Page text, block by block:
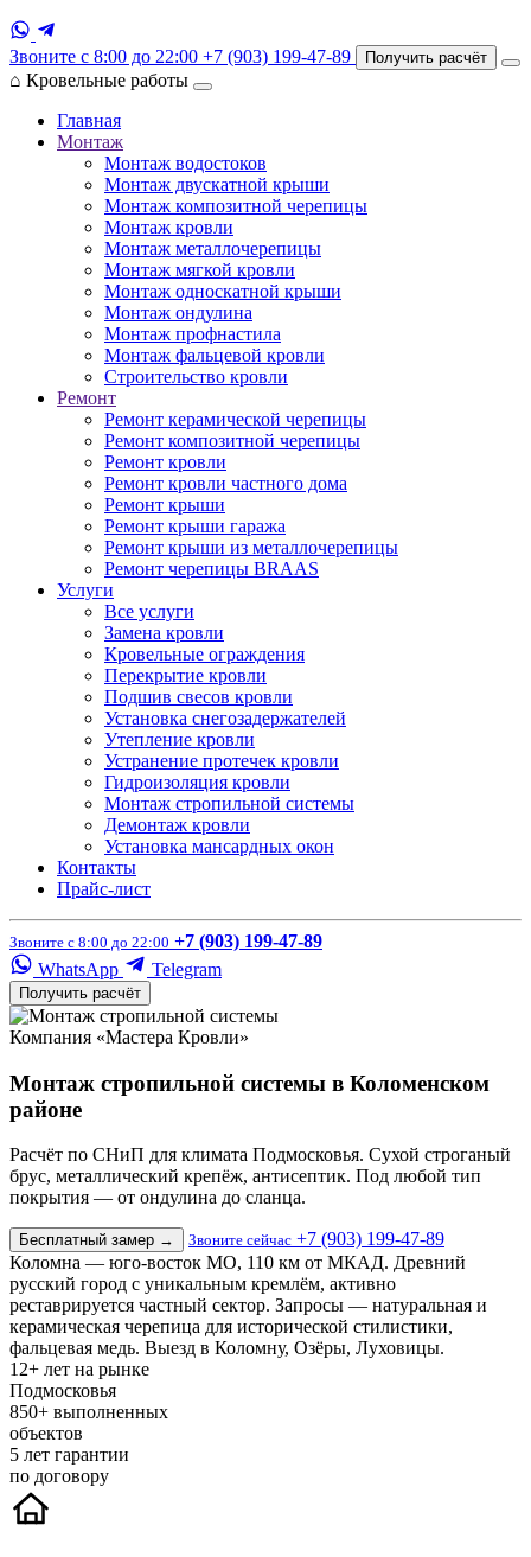
Звоните с 8:00 до 22:00 +7 (903) 199-47-89 Получить расчёт
⌂ Кровельные работы
Главная
Монтаж
Монтаж водостоков
Монтаж двускатной крыши
Монтаж композитной черепицы
Монтаж кровли
Монтаж металлочерепицы
Монтаж мягкой кровли
Монтаж односкатной крыши
Монтаж ондулина
Монтаж профнастила
Монтаж фальцевой кровли
Строительство кровли
Ремонт
Ремонт керамической черепицы
Ремонт композитной черепицы
Ремонт кровли
Ремонт кровли частного дома
Ремонт крыши
Ремонт крыши гаража
Ремонт крыши из металлочерепицы
Ремонт черепицы BRAAS
Услуги
Все услуги
Замена кровли
Кровельные ограждения
Перекрытие кровли
Подшив свесов кровли
Установка снегозадержателей
Утепление кровли
Устранение протечек кровли
Гидроизоляция кровли
Монтаж стропильной системы
Демонтаж кровли
Установка мансардных окон
Контакты
Прайс-лист
Звоните с 8:00 до 22:00 +7 (903) 199-47-89
WhatsApp
Telegram
Получить расчёт
Компания «Мастера Кровли»
Монтаж стропильной системы в Коломенском
районе
Расчёт по СНиП для климата Подмосковья. Сухой строганый
брус, металлический крепёж, антисептик. Под любой тип
покрытия — от ондулина до сланца.
Бесплатный замер → Звоните сейчас +7 (903) 199-47-89
Коломна — юго-восток МО, 110 км от МКАД. Древний
русский город с уникальным кремлём, активно
реставрируется частный сектор. Запросы — натуральная и
керамическая черепица для исторической стилистики,
фальцевая медь. Выезд в Коломну, Озёры, Луховицы.
12+ лет на рынке
Подмосковья
850+ выполненных
объектов
5 лет гарантии
по договору